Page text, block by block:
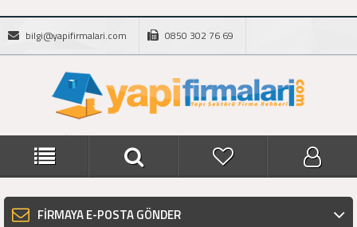
bilgi@yapifirmalari.com 0850 302 76 69
FİRMAYA E-POSTA GÖNDER